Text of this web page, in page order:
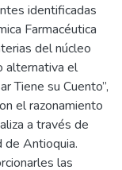
identificadas
Farmacéutica
del núcleo
alternativa el
Tiene su Cuento”,
el razonamiento
a través de
de Antioquia.
las